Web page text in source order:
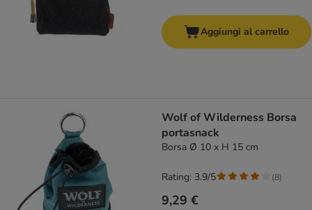
Aggiungi al carrello
Wolf of Wilderness Borsa
portasnack
Borsa Ø 10 x H 15 cm
9,29 €
Rating: 3.9/5 (8)